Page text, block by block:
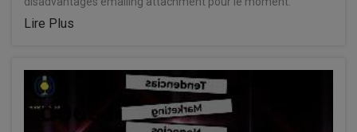
Lire Plus